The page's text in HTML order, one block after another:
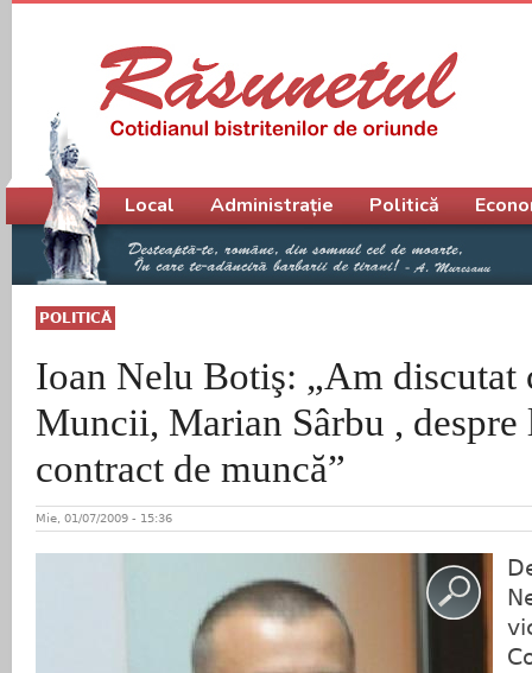
POLITICĂ
Ioan Nelu Botiş: „Am
Muncii, Marian Sârbu ,
contract de muncă”
Mie, 01/07/2009 - 15:36
Meniu principal
Local Administrație Politică